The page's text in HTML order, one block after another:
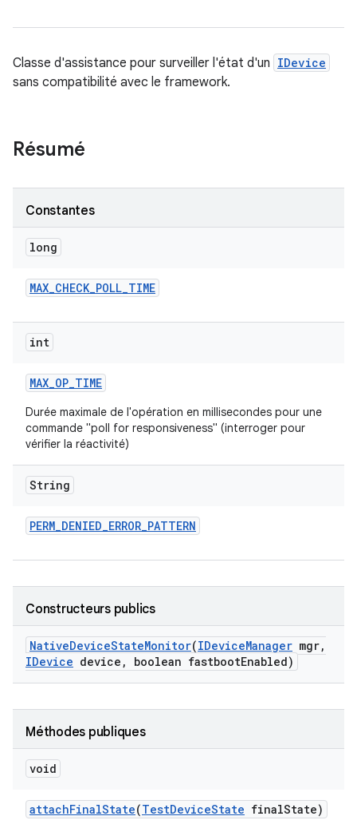
Classe d'assistance pour surveiller l'état d'un IDevice
sans compatibilité avec le framework.
Résumé
Constantes
long
MAX_CHECK_POLL_TIME
int
MAX_OP_TIME
Durée maximale de l'opération en millisecondes pour une
commande "poll for responsiveness" (interroger pour
vérifier la réactivité)
String
PERM_DENIED_ERROR_PATTERN
Constructeurs publics
NativeDeviceStateMonitor(IDeviceManager mgr,
IDevice device , boolean fastbootEnabled)
Méthodes publiques
void
attachFinalState(TestDeviceState finalState)